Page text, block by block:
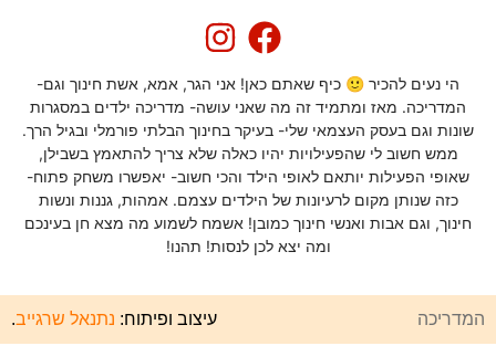
הי נעים להכיר 🙂 כיף שאתם כאן! אני הגר, אמא, אשת חינוך וגם-
המדריכה. מאז ומתמיד זה מה שאני עושה- מדריכה ילדים במסגרות
שונות וגם בעסק העצמאי שלי- בעיקר בחינוך הבלתי פורמלי ובגיל הרך.
ממש חשוב לי שהפעילויות יהיו כאלה שלא צריך להתאמץ בשבילן,
שאופי הפעילות יותאם לאופי הילד והכי חשוב- יאפשרו משחק פתוח-
כזה שנותן מקום לרעיונות של הילדים עצמם. אמהות, גננות ונשות
חינוך, וגם אבות ואנשי חינוך כמובן! אשמח לשמוע מה מצא חן בעינכם
ומה יצא לכן לנסות! תהנו!
המדריכה עיצוב ופיתוח: נתנאל שרגייב.